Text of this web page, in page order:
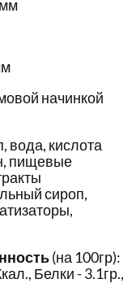
начинкой
вода, кислота
пищевые
сироп,
(на 100гр):
Белки - 3.1гр.,